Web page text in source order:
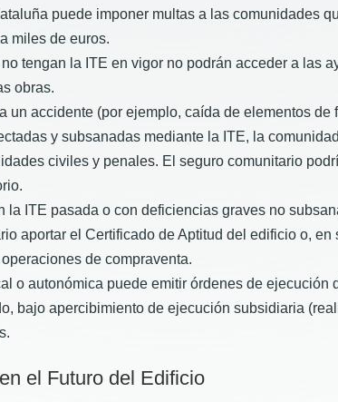
puede imponer multas a las comunidades
miles de euros.
tengan la ITE en vigor no podrán acceder a las
obras.
un accidente (por ejemplo, caída de elementos
y subsanadas mediante la ITE, la
civiles y penales. El seguro comunitario
la ITE pasada o con deficiencias graves no
aportar el Certificado de Aptitud del edificio o,
de compraventa.
o autonómica puede emitir órdenes de
bajo apercibimiento de ejecución subsidiaria
el Futuro del Edificio